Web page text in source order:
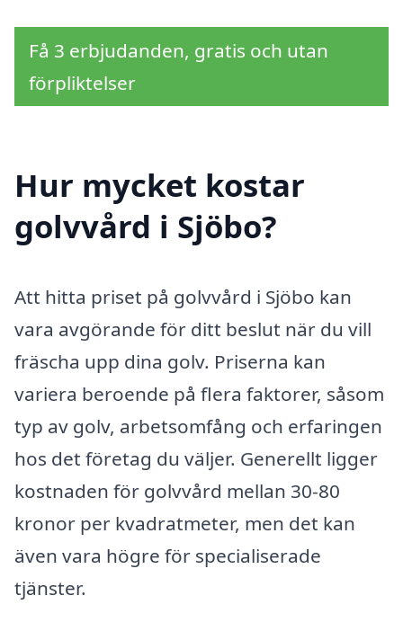
Få 3 erbjudanden, gratis och utan
förpliktelser
Hur mycket kostar
golvvård i Sjöbo?
Att hitta priset på golvvård i Sjöbo kan
vara avgörande för ditt beslut när du vill
fräscha upp dina golv. Priserna kan
variera beroende på flera faktorer, såsom
typ av golv, arbetsomfång och erfaringen
hos det företag du väljer. Generellt ligger
kostnaden för golvvård mellan 30-80
kronor per kvadratmeter, men det kan
även vara högre för specialiserade
tjänster.